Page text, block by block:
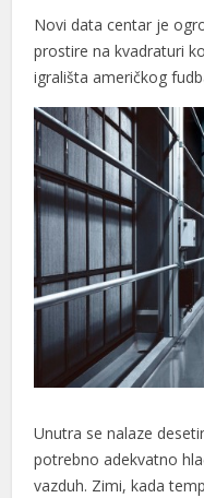
Novi data centar je
prostire na kvadraturi
igrališta američkog
Unutra se nalaze
potrebno adekvatno
vazduh. Zimi, kada